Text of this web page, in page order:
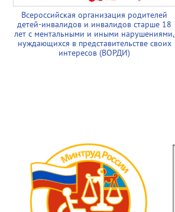
Всероссийская организация родителей
детей-инвалидов и инвалидов старше 18
лет с ментальными и иными нарушениями,
нуждающихся в представительстве своих
интересов (ВОРДИ)